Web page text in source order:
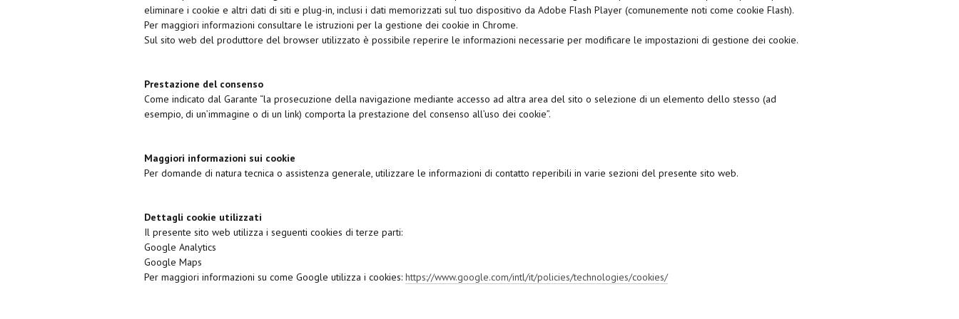
eliminare i cookie e altri dati di siti e plug-in, inclusi i dati memorizzati sul tuo dispositivo da Adobe Flash Player (comunemente noti come cookie Flash).
Per maggiori informazioni consultare le istruzioni per la gestione dei cookie in Chrome.
Sul sito web del produttore del browser utilizzato è possibile reperire le informazioni necessarie per modificare le impostazioni di gestione dei cookie.
Prestazione del consenso
Come indicato dal Garante “la prosecuzione della navigazione mediante accesso ad altra area del sito o selezione di un elemento dello stesso (ad
esempio, di un’immagine o di un link) comporta la prestazione del consenso all’uso dei cookie”.
Maggiori informazioni sui cookie
Per domande di natura tecnica o assistenza generale, utilizzare le informazioni di contatto reperibili in varie sezioni del presente sito web.
Dettagli cookie utilizzati
Il presente sito web utilizza i seguenti cookies di terze parti:
Google Analytics
Google Maps
Per maggiori informazioni su come Google utilizza i cookies: https://www.google.com/intl/it/policies/technologies/cookies/